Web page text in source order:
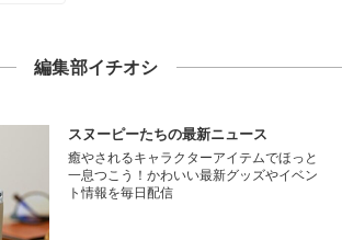
編集部イチオシ
スヌーピーたちの最新ニュース
癒やされるキャラクターアイテムでほっと
一息つこう！かわいい最新グッズやイベン
ト情報を毎日配信